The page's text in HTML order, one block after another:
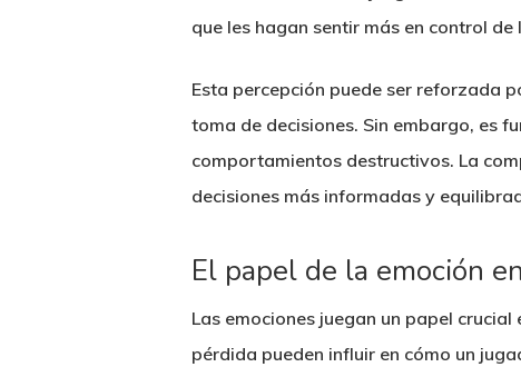
que les hagan sentir más en control de
Esta percepción puede ser reforzada
toma de decisiones. Sin embargo, es
comportamientos destructivos. La
decisiones más informadas y
El papel de la emoción
Las emociones juegan un papel
pérdida pueden influir en cómo un